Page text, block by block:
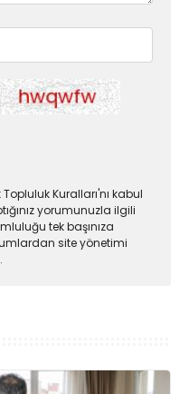
Kuralları'nı kabul
yorumunuzla ilgili
tek başınıza
site yönetimi